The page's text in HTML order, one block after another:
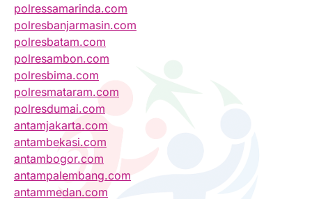
polressamarinda.com
polresbanjarmasin.com
polresbatam.com
polresambon.com
polresbima.com
polresmataram.com
polresdumai.com
antamjakarta.com
antambekasi.com
antambogor.com
antampalembang.com
antammedan.com